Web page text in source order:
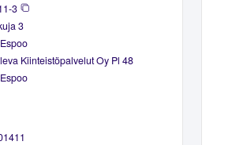
3
3
Kiinteistöpalvelut Oy Pl 48